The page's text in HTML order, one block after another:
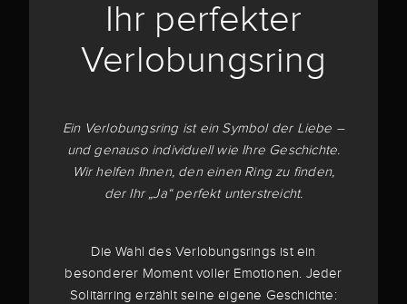
Ihr perfekter
Verlobungsring
Ein Verlobungsring ist ein Symbol der Liebe –
und genauso individuell wie Ihre Geschichte.
Wir helfen Ihnen, den einen Ring zu finden,
der Ihr „Ja“ perfekt unterstreicht.
Die Wahl des Verlobungsrings ist ein
besonderer Moment voller Emotionen. Jeder
Solitärring erzählt seine eigene Geschichte: